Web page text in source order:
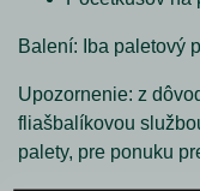
Balení: Iba paletový
Upozornenie: z
fliašbalíkovou
palety, pre ponuku